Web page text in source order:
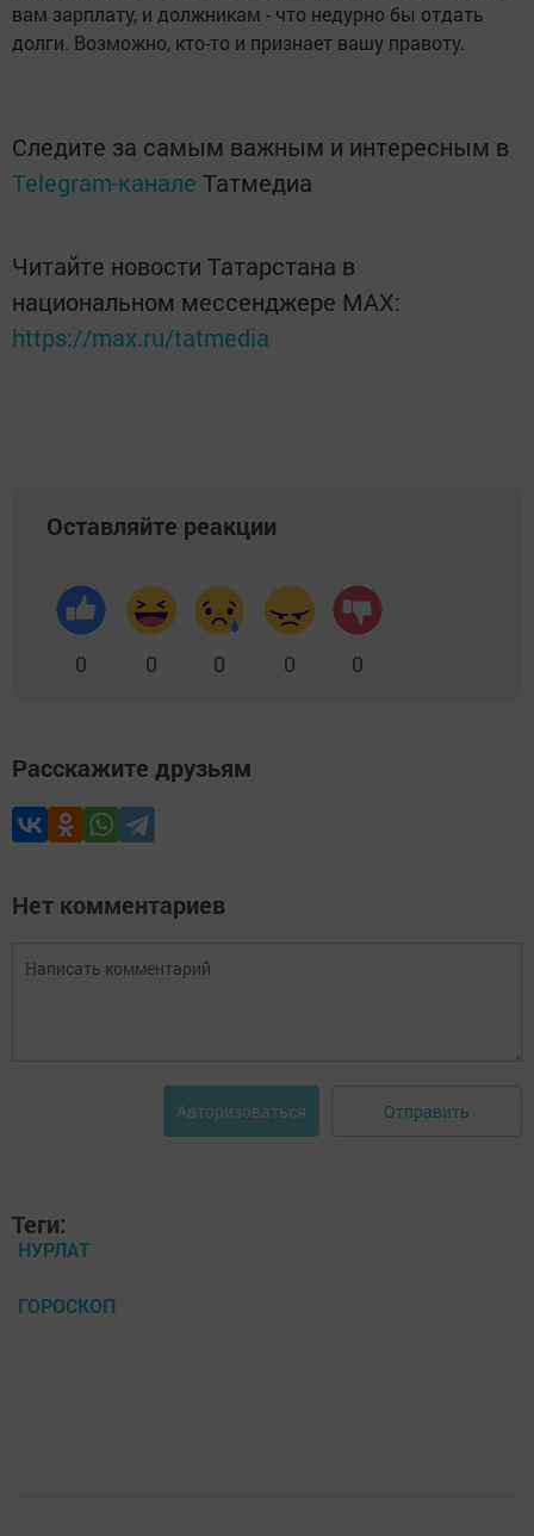
вам зарплату, и должникам - что недурно бы отдать
долги. Возможно, кто-то и признает вашу правоту.
Следите за самым важным и интересным в
Telegram-канале Татмедиа
Читайте новости Татарстана в
национальном мессенджере MАХ:
https://max.ru/tatmedia
Оставляйте реакции
0 0 0 0 0
Расскажите друзьям
Нет комментариев
Авторизоваться Отправить
Теги:
НУРЛАТ
ГОРОСКОП